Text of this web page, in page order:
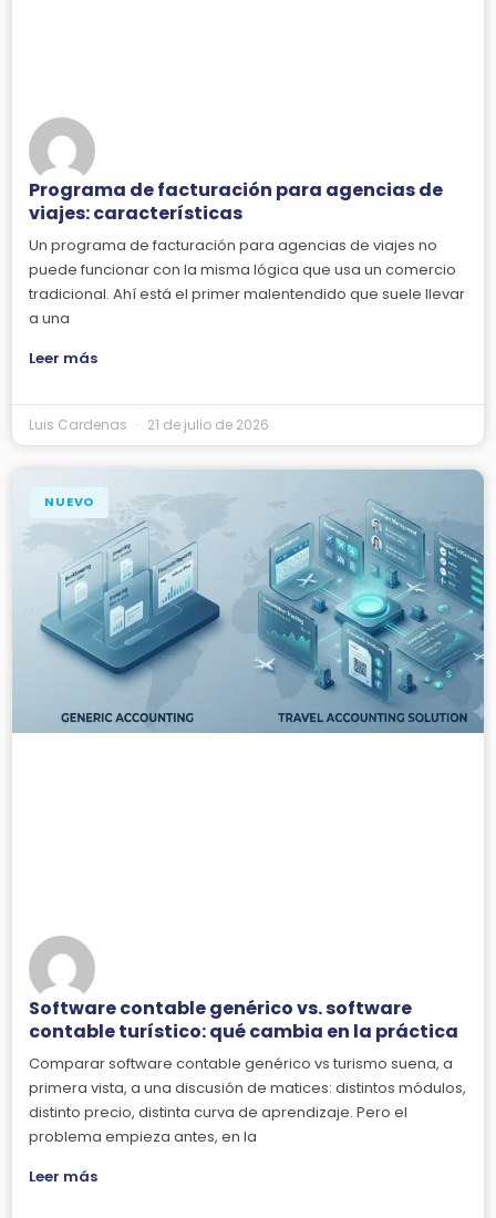
Programa de facturación para agencias de
viajes: características
Un programa de facturación para agencias de viajes no
puede funcionar con la misma lógica que usa un comercio
tradicional. Ahí está el primer malentendido que suele llevar
a una
Leer más
Luis Cardenas 21 de julio de 2026
NUEVO
Software contable genérico vs. software
contable turístico: qué cambia en la práctica
Comparar software contable genérico vs turismo suena, a
primera vista, a una discusión de matices: distintos módulos,
distinto precio, distinta curva de aprendizaje. Pero el
problema empieza antes, en la
Leer más